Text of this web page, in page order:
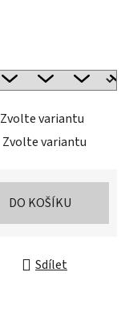
Zvolte variantu
Zvolte variantu
DO KOŠÍKU
Sdílet